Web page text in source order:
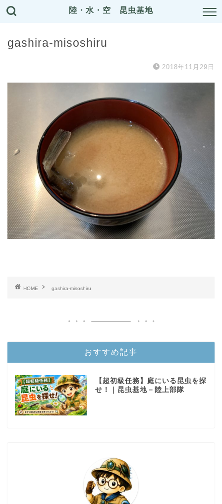
陸・水・空 昆虫基地
gashira-misoshiru
2018年11月29日
HOME gashira-misoshiru
おすすめ記事
【超初級任務】庭にいる昆虫を探
せ！｜昆虫基地－陸上部隊